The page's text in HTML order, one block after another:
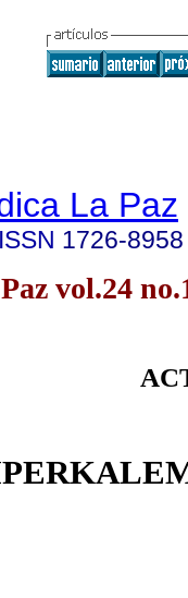
La Paz
ISSN 1726-8958
vol.24